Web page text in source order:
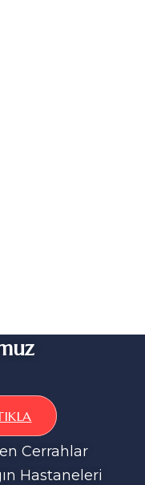
Cerrahlar
Hastaneleri